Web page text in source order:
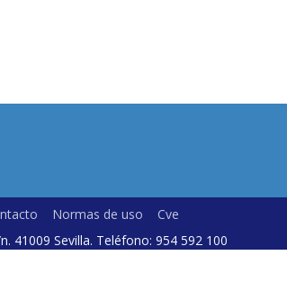
Normas de uso
Cve
41009 Sevilla. Teléfono: 954 592 100